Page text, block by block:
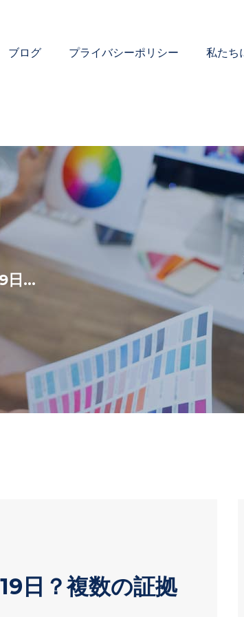
ブログ プライバシーポリシー 私たち
日...
日？複数の証拠